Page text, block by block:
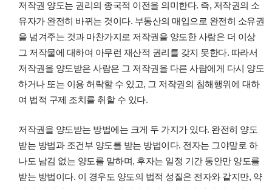
저작권 양도는 권리의 종국적 이전을 의미한다. 즉, 저작권의 소
유자가 완전히 바뀌는 것이다. 부동산의 매입으로 완전히 소유권
을 넘겨주는 것과 마찬가지로 저작권을 양도한 사람은 더 이상
그 저작물에 대하여 아무런 재산적 권리를 갖지 못한다. 따라서
저작권을 양도받은 사람은 그 저작권을 다른 사람에게 다시 양도
하거나 또는 이용 허락할 수 있고, 그 저작권의 침해행위에 대하
여 법적 구제 조치를 취할 수 있다.
저작권을 양도받는 방법에는 크게 두 가지가 있다. 완전히 양도
받는 방법과 조건부 양도를 받는 방법이다. 전자는 그야말로 하
나도 남김 없는 양도를 말하며, 후자는 일정 기간 동안만 양도를
받는 방법이다. 이 경우도 양도의 법적 성질은 전자와 같지만, 약